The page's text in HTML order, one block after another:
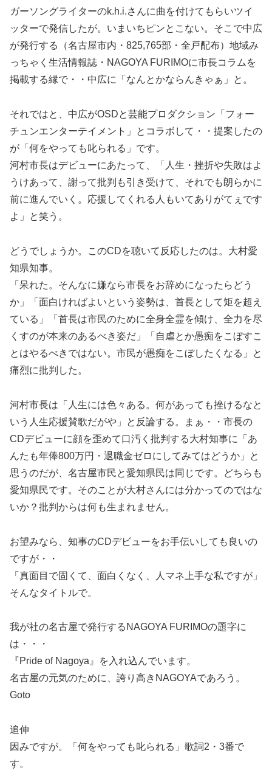
ガーソングライターのk.h.i.さんに曲を付けてもらいツイ
ッターで発信したが。いまいちピンとこない。そこで中広
が発行する（名古屋市内・825,765部・全戸配布）地域み
っちゃく生活情報誌・NAGOYA FURIMOに市長コラムを
掲載する縁で・・中広に「なんとかならんきゃぁ」と。
それではと、中広がOSDと芸能プロダクション「フォー
チュンエンターテイメント」とコラボして・・提案したの
が「何をやっても叱られる」です。
河村市長はデビューにあたって、「人生・挫折や失敗はよ
うけあって、謝って批判も引き受けて、それでも朗らかに
前に進んでいく。応援してくれる人もいてありがてぇです
よ」と笑う。
どうでしょうか。このCDを聴いて反応したのは。大村愛
知県知事。
「呆れた。そんなに嫌なら市長をお辞めになったらどう
か」「面白ければよいという姿勢は、首長として矩を超え
ている」「首長は市民のために全身全霊を傾け、全力を尽
くすのが本来のあるべき姿だ」「自虐とか愚痴をこぼすこ
とはやるべきではない。市民が愚痴をこぼしたくなる」と
痛烈に批判した。
河村市長は「人生には色々ある。何があっても挫けるなと
いう人生応援賛歌だがや」と反論する。まぁ・・市長の
CDデビューに顔を歪めて口汚く批判する大村知事に「あ
んたも年俸800万円・退職金ゼロにしてみてはどうか」と
思うのだが、名古屋市民と愛知県民は同じです。どちらも
愛知県民です。そのことが大村さんには分かってのではな
いか？批判からは何も生まれません。
お望みなら、知事のCDデビューをお手伝いしても良いの
ですが・・
「真面目で固くて、面白くなく、人マネ上手な私ですが」
そんなタイトルで。
我が社の名古屋で発行するNAGOYA FURIMOの題字に
は・・・
『Pride of Nagoya』を入れ込んでいます。
名古屋の元気のために、誇り高きNAGOYAであろう。
Goto
追伸
因みですが。「何をやっても叱られる」歌詞2・3番で
す。